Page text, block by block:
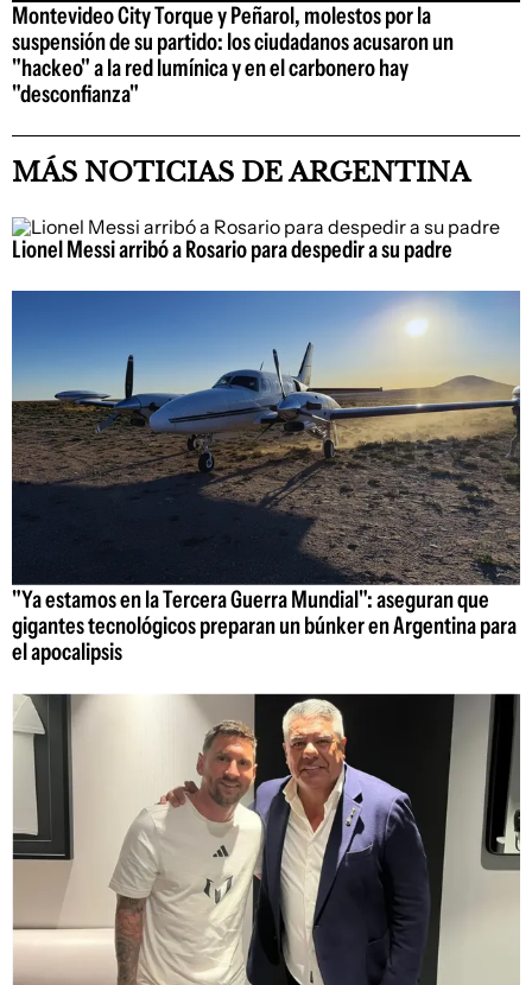
Montevideo City Torque y Peñarol, molestos por la
suspensión de su partido: los ciudadanos acusaron un
"hackeo" a la red lumínica y en el carbonero hay
"desconfianza"
MÁS NOTICIAS DE ARGENTINA
Lionel Messi arribó a Rosario para despedir a su padre
"Ya estamos en la Tercera Guerra Mundial": aseguran que
gigantes tecnológicos preparan un búnker en Argentina para
el apocalipsis